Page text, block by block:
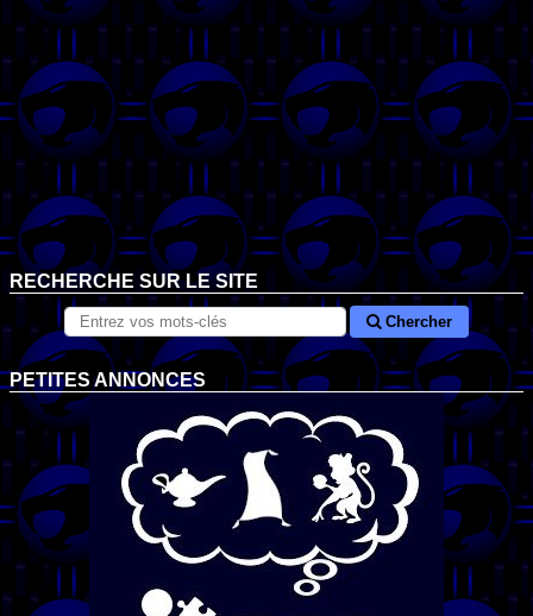
RECHERCHE SUR LE SITE
Chercher
PETITES ANNONCES